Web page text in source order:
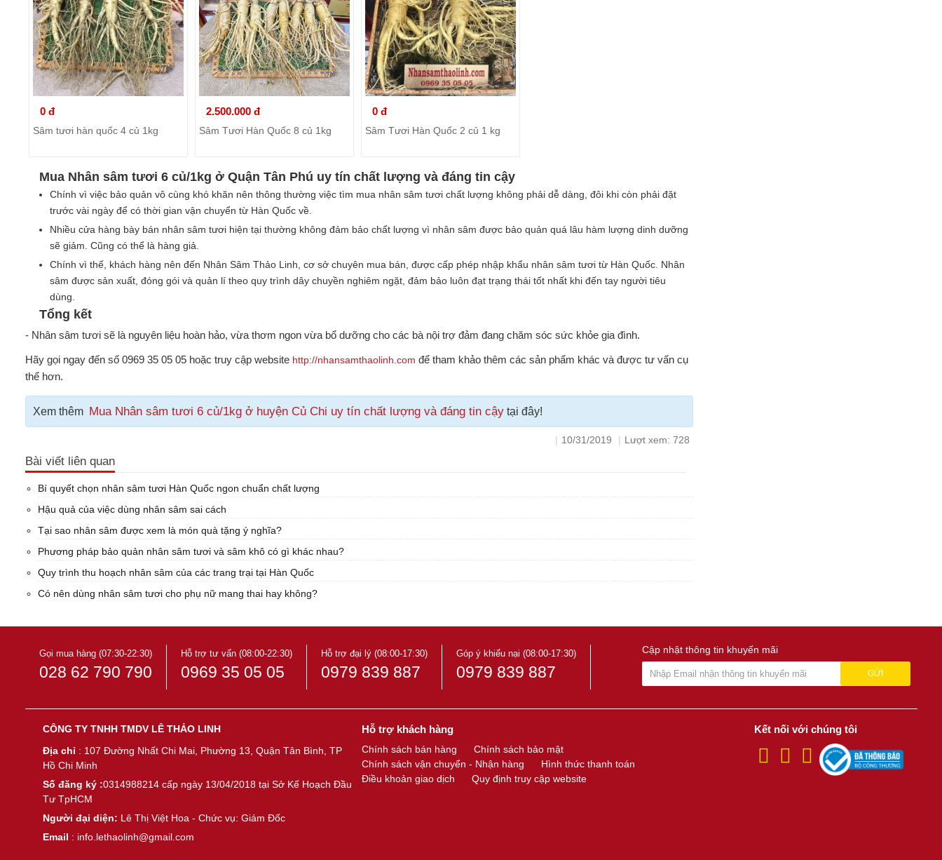
0 đ
Sâm tươi hàn quốc 4 củ 1kg
2.500.000 đ
Sâm Tươi Hàn Quốc 8 củ 1kg
0 đ
Sâm Tươi Hàn Quốc 2 củ 1 kg
Mua Nhân sâm tươi 6 củ/1kg ở Quận Tân Phú uy tín chất lượng và đáng tin cậy
Chính vì việc bảo quản vô cùng khó khăn nên thông thường việc tìm mua nhân sâm tươi chất lượng không phải dễ dàng, đôi khi còn phải đặt
trước vài ngày để có thời gian vận chuyển từ Hàn Quốc về.
Nhiều cửa hàng bày bán nhân sâm tươi hiện tại thường không đảm bảo chất lượng vì nhân sâm được bảo quản quá lâu hàm lượng dinh dưỡng
sẽ giảm. Cũng có thể là hàng giả.
Chính vì thế, khách hàng nên đến Nhân Sâm Thảo Linh, cơ sở chuyên mua bán, được cấp phép nhập khẩu nhân sâm tươi từ Hàn Quốc. Nhân
sâm được sản xuất, đóng gói và quản lí theo quy trình dây chuyền nghiêm ngặt, đảm bảo luôn đạt trạng thái tốt nhất khi đến tay người tiêu
dùng.
Tổng kết
- Nhân sâm tươi sẽ là nguyên liệu hoàn hảo, vừa thơm ngon vừa bổ dưỡng cho các bà nội trợ đảm đang chăm sóc sức khỏe gia đình.
Hãy gọi ngay đến số 0969 35 05 05 hoặc truy cập website http://nhansamthaolinh.com để tham khảo thêm các sản phẩm khác và được tư vấn cụ
thể hơn.
Xem thêm Mua Nhân sâm tươi 6 củ/1kg ở huyện Củ Chi uy tín chất lượng và đáng tin cậytại đây!
| 10/31/2019 | Lượt xem: 728
Bài viết liên quan
Bí quyết chọn nhân sâm tươi Hàn Quốc ngon chuẩn chất lượng
Hậu quả của việc dùng nhân sâm sai cách
Tại sao nhân sâm được xem là món quà tặng ý nghĩa?
Phương pháp bảo quản nhân sâm tươi và sâm khô có gì khác nhau?
Quy trình thu hoạch nhân sâm của các trang trại tại Hàn Quốc
Có nên dùng nhân sâm tươi cho phụ nữ mang thai hay không?
Gọi mua hàng (07:30-22:30)
028 62 790 790
Hỗ trợ tư vấn (08:00-22:30)
0969 35 05 05
Hỗ trợ đại lý (08:00-17:30)
0979 839 887
Góp ý khiếu nại (08:00-17:30)
0979 839 887
Cập nhật thông tin khuyến mãi
GỬI
CÔNG TY TNHH TMDV LÊ THẢO LINH
Địa chỉ : 107 Đường Nhất Chi Mai, Phường 13, Quận Tân Bình, TP
Hồ Chi Minh
Số đăng ký :0314988214 cấp ngày 13/04/2018 tại Sở Kế Hoạch Đầu
Tư TpHCM
Người đại diện: Lê Thị Việt Hoa - Chức vụ: Giám Đốc
Email : info.lethaolinh@gmail.com
Hỗ trợ khách hàng
Chính sách bán hàng
Chính sách bảo mật
Chính sách vận chuyển - Nhận hàng
Hình thức thanh toán
Điều khoản giao dịch
Quy định truy cập website
Kết nối với chúng tôi